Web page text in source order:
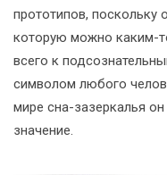
прототипов, поскольку
которую можно каким-
всего к
символом любого
мире сна-зазеркалья
значение.